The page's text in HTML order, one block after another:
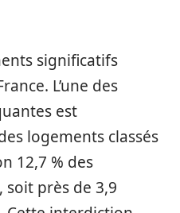
significatifs
L’une des
est
logements classés
12,7 % des
soit près de 3,9